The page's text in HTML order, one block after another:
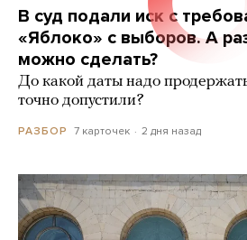
В суд подали иск с
«Яблоко» с выборов. А
можно сделать?
До какой даты надо
точно допустили?
РАЗБОР 7 карточек 2 дня назад